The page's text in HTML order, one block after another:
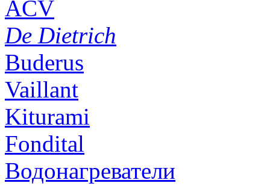
ACV
De Dietrich
Buderus
Vaillant
Kiturami
Fondital
Водонагреватели